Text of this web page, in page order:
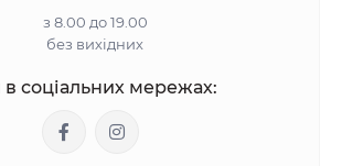
з 8.00 до 19.00
без вихідних
соціальних мережах: